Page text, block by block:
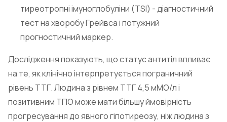
тиреотропні імуноглобуліни (TSI) - діагностичний
тест на хворобу Грейвса і потужний
прогностичний маркер.
Дослідження показують, що статус антитіл впливає
на те, як клінічно інтерпретується пограничний
рівень ТТГ. Людина з рівнем ТТГ 4,5 мМО/л і
позитивним ТПО може мати більшу ймовірність
прогресування до явного гіпотиреозу, ніж людина з